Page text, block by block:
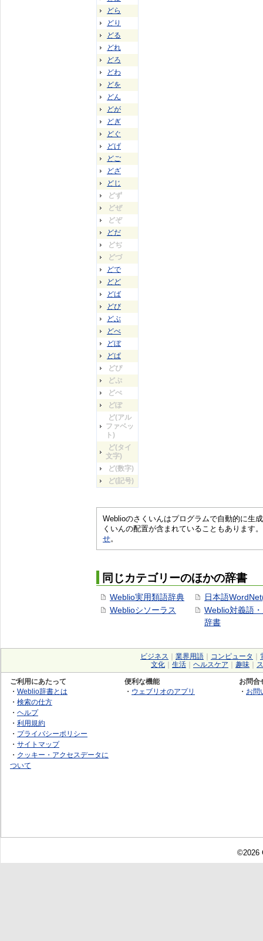
どら
どり
どる
どれ
どろ
どわ
どを
どん
どが
どぎ
どぐ
どげ
どご
どざ
どじ
どず
どぜ
どぞ
どだ
どぢ
どづ
どで
どど
どば
どび
どぶ
どべ
どぼ
どぱ
どぴ
どぷ
どぺ
どぽ
ど(アル
ファベッ
ト)
ど(タイ
文字)
ど(数字)
ど(記号)
Weblioのさくいんはプログラムで自動的に生
くいんの配置が含まれていることもあります
せ。
同じカテゴリーのほかの辞書
Weblio実用類語辞典
Weblioシソーラス
日本語
Weblio対義語
辞書
ビジネス 業界用語 コンピュータ
文化
生活 ヘルスケア 趣味
ご利用にあたって
・ Weblio辞書とは
・ 検索の仕方
・ ヘルプ
・ 利用規約
・ プライバシーポリシー
・ サイトマップ
・ クッキー・アクセスデータに
ついて
便利な機能
・ ウェブリオのアプリ
お問合
・ お問
©2026